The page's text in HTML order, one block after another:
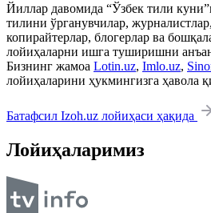
Йиллар давомида “Ўзбек тили
тилини ўрганувчилар,
копирайтерлар, блогерлар ва
лойиҳаларни ишга туширишни
Бизнинг жамоа Lotin.uz, Imlo.uz,
лойиҳаларини ҳукмингизга ҳавола
Батафсил Izoh.uz лойиҳаси ҳақида
Лойиҳаларимиз